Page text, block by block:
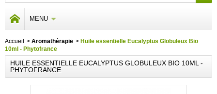
MENU
Accueil > Aromathérapie > Huile essentielle Eucalyptus Globuleux Bio
10ml - Phytofrance
HUILE ESSENTIELLE EUCALYPTUS GLOBULEUX BIO 10ML -
PHYTOFRANCE